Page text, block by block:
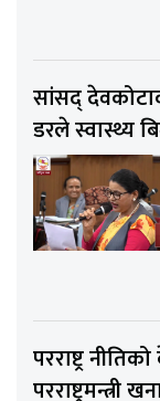
सांसद्
डरले स्वास्थ्य
परराष्ट्र
परराष्ट्रमन्त्री